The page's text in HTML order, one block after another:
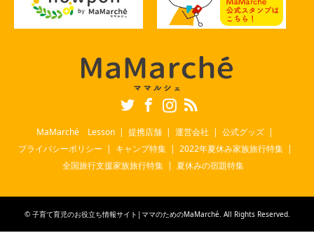
RSS
MaMarché Lesson 提携店舗 運営会社
公式グッズ
プライバシーポリシー
キャンプ特集
2022年夏休み家族旅行特集
全国旅行支援家族旅行特集
夏休みの宿題特集
© 子育て育児のお役立ち情報サイト|ママのためのMaMarché. All Rights Reserved.